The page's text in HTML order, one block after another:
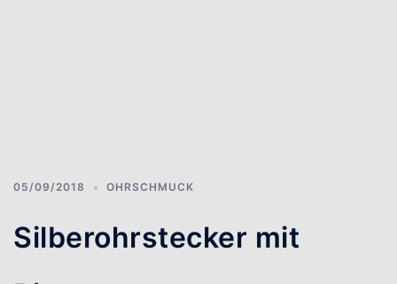
05/09/2018 OHRSCHMUCK
Silberohrstecker mit